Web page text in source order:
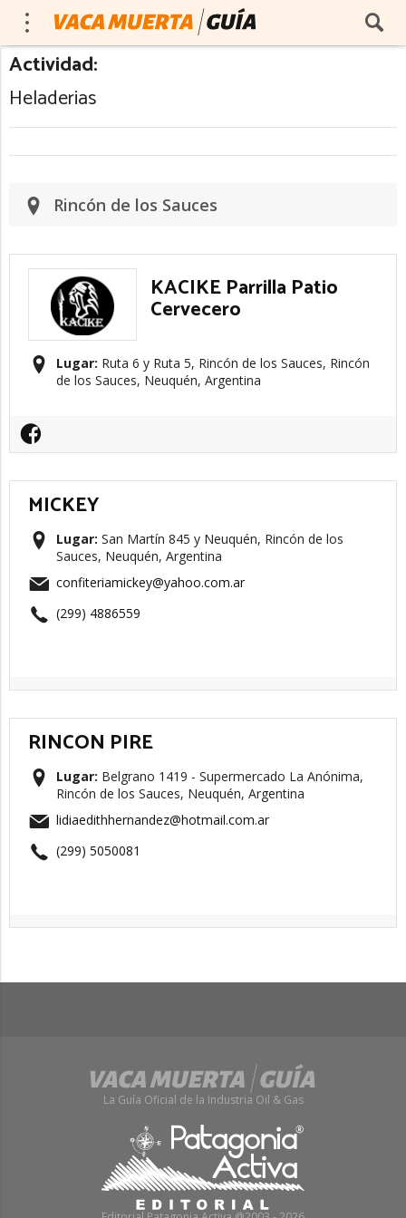
Actividad:
Heladerias
Rincón de los Sauces
KACIKE Parrilla Patio
Cervecero
Lugar: Ruta 6 y Ruta 5, Rincón de los Sauces, Rincón
de los Sauces, Neuquén, Argentina
MICKEY
Lugar: San Martín 845 y Neuquén, Rincón de los
Sauces, Neuquén, Argentina
confiteriamickey@yahoo.com.ar
(299) 4886559
RINCON PIRE
Lugar: Belgrano 1419 - Supermercado La Anónima,
Rincón de los Sauces, Neuquén, Argentina
lidiaedithhernandez@hotmail.com.ar
(299) 5050081
La Guía Oficial de la Industria Oil & Gas